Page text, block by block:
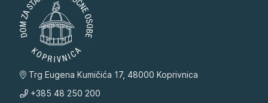
Trg Eugena Kumičića 17, 48000 Koprivnica
+385 48 250 200